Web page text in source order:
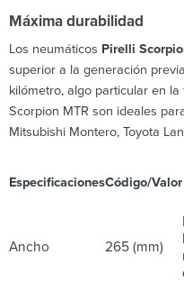
Máxima durabilidad
Los neumáticos Pirelli
superior a la generación
kilómetro, algo particular en
Scorpion MTR son ideales
Mitsubishi Montero, Toyota
EspecificacionesCódigo/Valor
Ancho 265 (mm)